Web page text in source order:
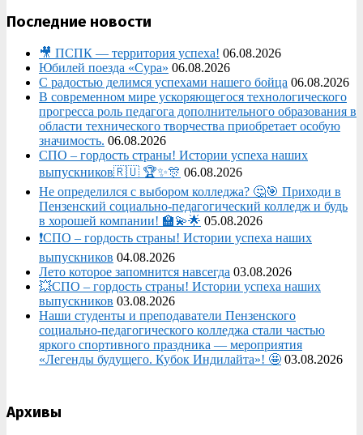
Последние новости
🎥 ПСПК — территория успеха! 06.08.2026
Юбилей поезда «Сура» 06.08.2026
С радостью делимся успехами нашего бойца 06.08.2026
В современном мире ускоряющегося технологического
прогресса роль педагога дополнительного образования в
области технического творчества приобретает особую
значимость. 06.08.2026
СПО – гордость страны! Истории успеха наших
выпускников🇷🇺 🏆✨🎊 06.08.2026
Не определился с выбором колледжа? 🤔🎯 Приходи в
Пензенский социально-педагогический колледж и будь
в хорошей компании! 🏫💫🌟 05.08.2026
❗СПО – гордость страны! Истории успеха наших
выпускников 04.08.2026
Лето которое запомнится навсегда 03.08.2026
💥СПО – гордость страны! Истории успеха наших
выпускников 03.08.2026
Наши студенты и преподаватели Пензенского
социально‑педагогического колледжа стали частью
яркого спортивного праздника — мероприятия
«Легенды будущего. Кубок Индилайта»! 🤩 03.08.2026
Архивы